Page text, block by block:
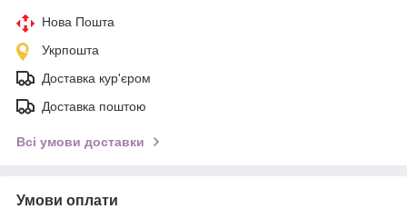
Нова Пошта
Укрпошта
Доставка кур'єром
Доставка поштою
Всі умови доставки
Умови оплати